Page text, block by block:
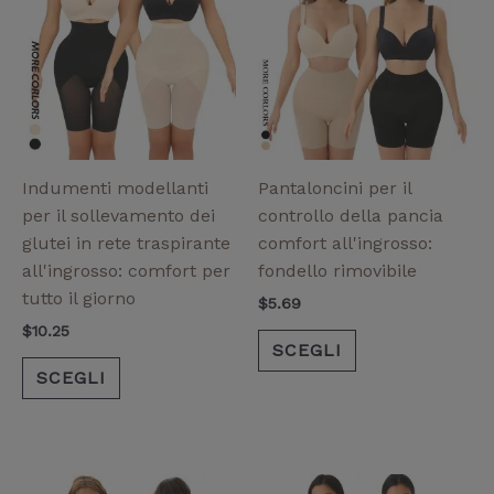
Indumenti modellanti
per il sollevamento dei
glutei in rete traspirante
all'ingrosso: comfort per
tutto il giorno
$10.25
SCEGLI
ha
più
varianti.
Le
opzioni
possono
essere
nella
pagina
Pantaloncini per il
controllo della pancia
comfort all'ingrosso:
fondello rimovibile
$5.69
SCEGLI
ha
più
varianti.
Le
opzioni
possono
essere
scelte
nella
pagina
Questo Questo